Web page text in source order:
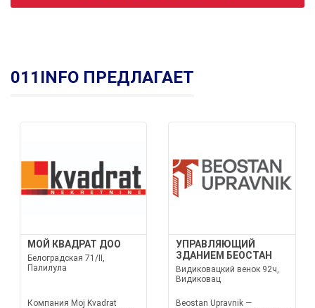
011INFO ПРЕДЛАГАЕТ
МОЙ КВАДРАТ ДОО
Белоградская 71/II,
Палилула
Компания Moj Kvadrat
УПРАВЛЯЮЩИЙ
ЗДАНИЕМ БЕОСТАН
Видиковацкий венок 92ч,
Видиковац
Beostan Upravnik —